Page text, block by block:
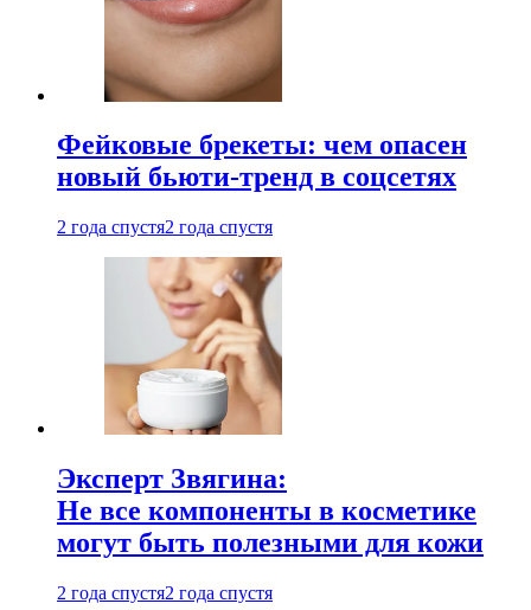
Фейковые брекеты: чем опасен
новый бьюти-тренд в соцсетях
2 года спустя2 года спустя
Эксперт Звягина:
Не все компоненты в косметике
могут быть полезными для кожи
2 года спустя2 года спустя